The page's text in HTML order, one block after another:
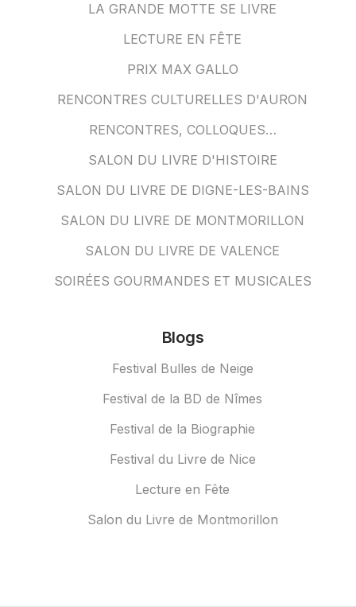
LA GRANDE MOTTE SE LIVRE
LECTURE EN FÊTE
PRIX MAX GALLO
RENCONTRES CULTURELLES D'AURON
RENCONTRES, COLLOQUES…
SALON DU LIVRE D'HISTOIRE
SALON DU LIVRE DE DIGNE-LES-BAINS
SALON DU LIVRE DE MONTMORILLON
SALON DU LIVRE DE VALENCE
SOIRÉES GOURMANDES ET MUSICALES
Blogs
Festival Bulles de Neige
Festival de la BD de Nîmes
Festival de la Biographie
Festival du Livre de Nice
Lecture en Fête
Salon du Livre de Montmorillon